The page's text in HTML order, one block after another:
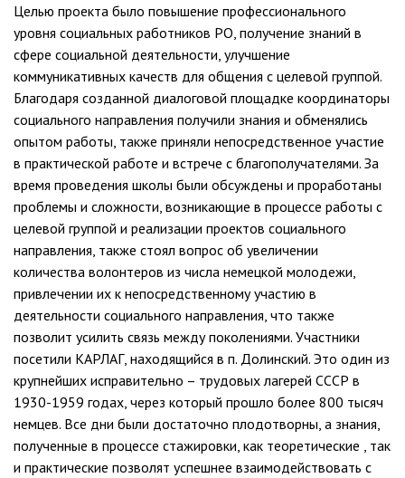
Целью проекта было повышение профессионального
уровня социальных работников РО, получение знаний в
сфере социальной деятельности, улучшение
коммуникативных качеств для общения с целевой группой.
Благодаря созданной диалоговой площадке координаторы
социального направления получили знания и обменялись
опытом работы, также приняли непосредственное участие
в практической работе и встрече с благополучателями. За
время проведения школы были обсуждены и проработаны
проблемы и сложности, возникающие в процессе работы с
целевой группой и реализации проектов социального
направления, также стоял вопрос об увеличении
количества волонтеров из числа немецкой молодежи,
привлечении их к непосредственному участию в
деятельности социального направления, что также
позволит усилить связь между поколениями. Участники
посетили КАРЛАГ, находящийся в п. Долинский. Это один из
крупнейших исправительно – трудовых лагерей СССР в
1930-1959 годах, через который прошло более 800 тысяч
немцев. Все дни были достаточно плодотворны, а знания,
полученные в процессе стажировки, как теоретические , так
и практические позволят успешнее взаимодействовать с